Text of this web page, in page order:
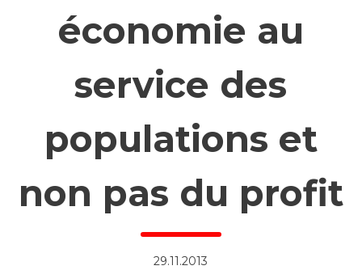
économie au
service des
populations et
non pas du profit
29.11.2013